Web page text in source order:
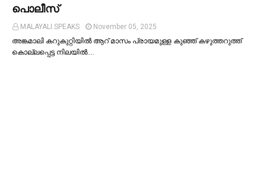
പൊലീസ്
MALAYALI SPEAKS
November 05, 2025
അങ്കമാലി കറുകുറ്റിയില്‍ ആറ് മാസം പ്രായമുള്ള കുഞ്ഞ് കഴുത്തറുത്ത്
കൊല്ലപ്പെട്ട നിലയില്‍.…